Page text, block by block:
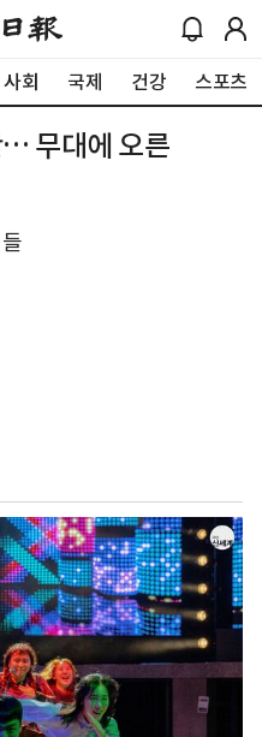
사회 국제 건강 스포츠
무대에 오른